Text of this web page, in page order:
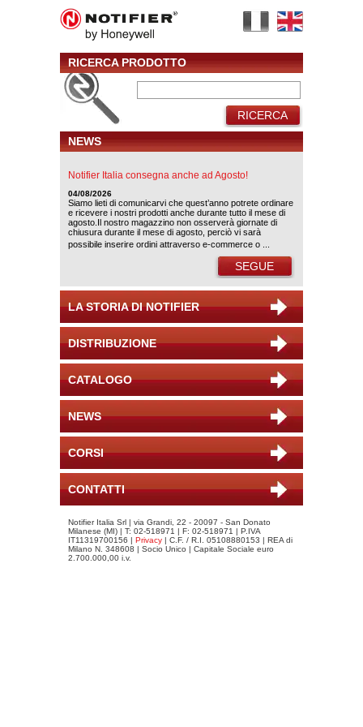
RICERCA PRODOTTO
RICERCA
NEWS
Notifier Italia consegna anche ad Agosto!
04/08/2026
Siamo lieti di comunicarvi che quest’anno potrete ordinare
e ricevere i nostri prodotti anche durante tutto il mese di
agosto.Il nostro magazzino non osserverà giornate di
chiusura durante il mese di agosto, perciò vi sarà
possibile inserire ordini attraverso e-commerce o ...
SEGUE
LA STORIA DI NOTIFIER
DISTRIBUZIONE
CATALOGO
NEWS
CORSI
CONTATTI
Notifier Italia Srl | via Grandi, 22 - 20097 - San Donato
Milanese (MI) | T: 02-518971 | F: 02-518971 | P.IVA
IT11319700156 | Privacy | C.F. / R.I. 05108880153 | REA di
Milano N. 348608 | Socio Unico | Capitale Sociale euro
2.700.000,00 i.v.